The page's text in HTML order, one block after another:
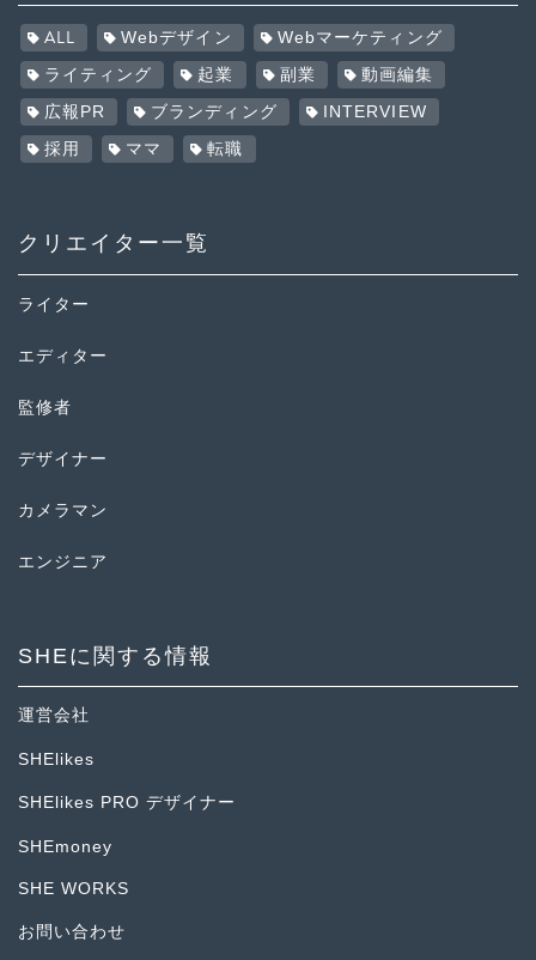
ALL Webデザイン Webマーケティング
ライティング 起業 副業 動画編集
広報PR ブランディング INTERVIEW
採用 ママ 転職
クリエイター一覧
ライター
エディター
監修者
デザイナー
カメラマン
エンジニア
SHEに関する情報
運営会社
SHElikes
SHElikes PRO デザイナー
SHEmoney
SHE WORKS
お問い合わせ